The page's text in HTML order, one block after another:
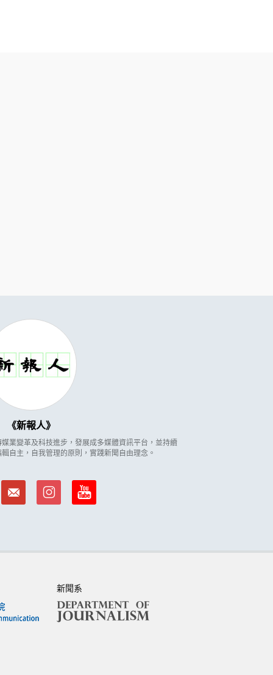
新報人
業變革及科技進步，發展成多媒體資訊平台，並持續
自主，自我管理的原則，實踐新聞自由理念。
新聞系